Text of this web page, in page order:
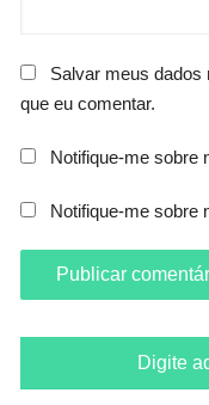
Salvar meus dados
que eu comentar.
Notifique-me sobre
Notifique-me sobre
Digite